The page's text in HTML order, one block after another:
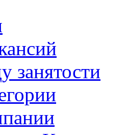
занятости